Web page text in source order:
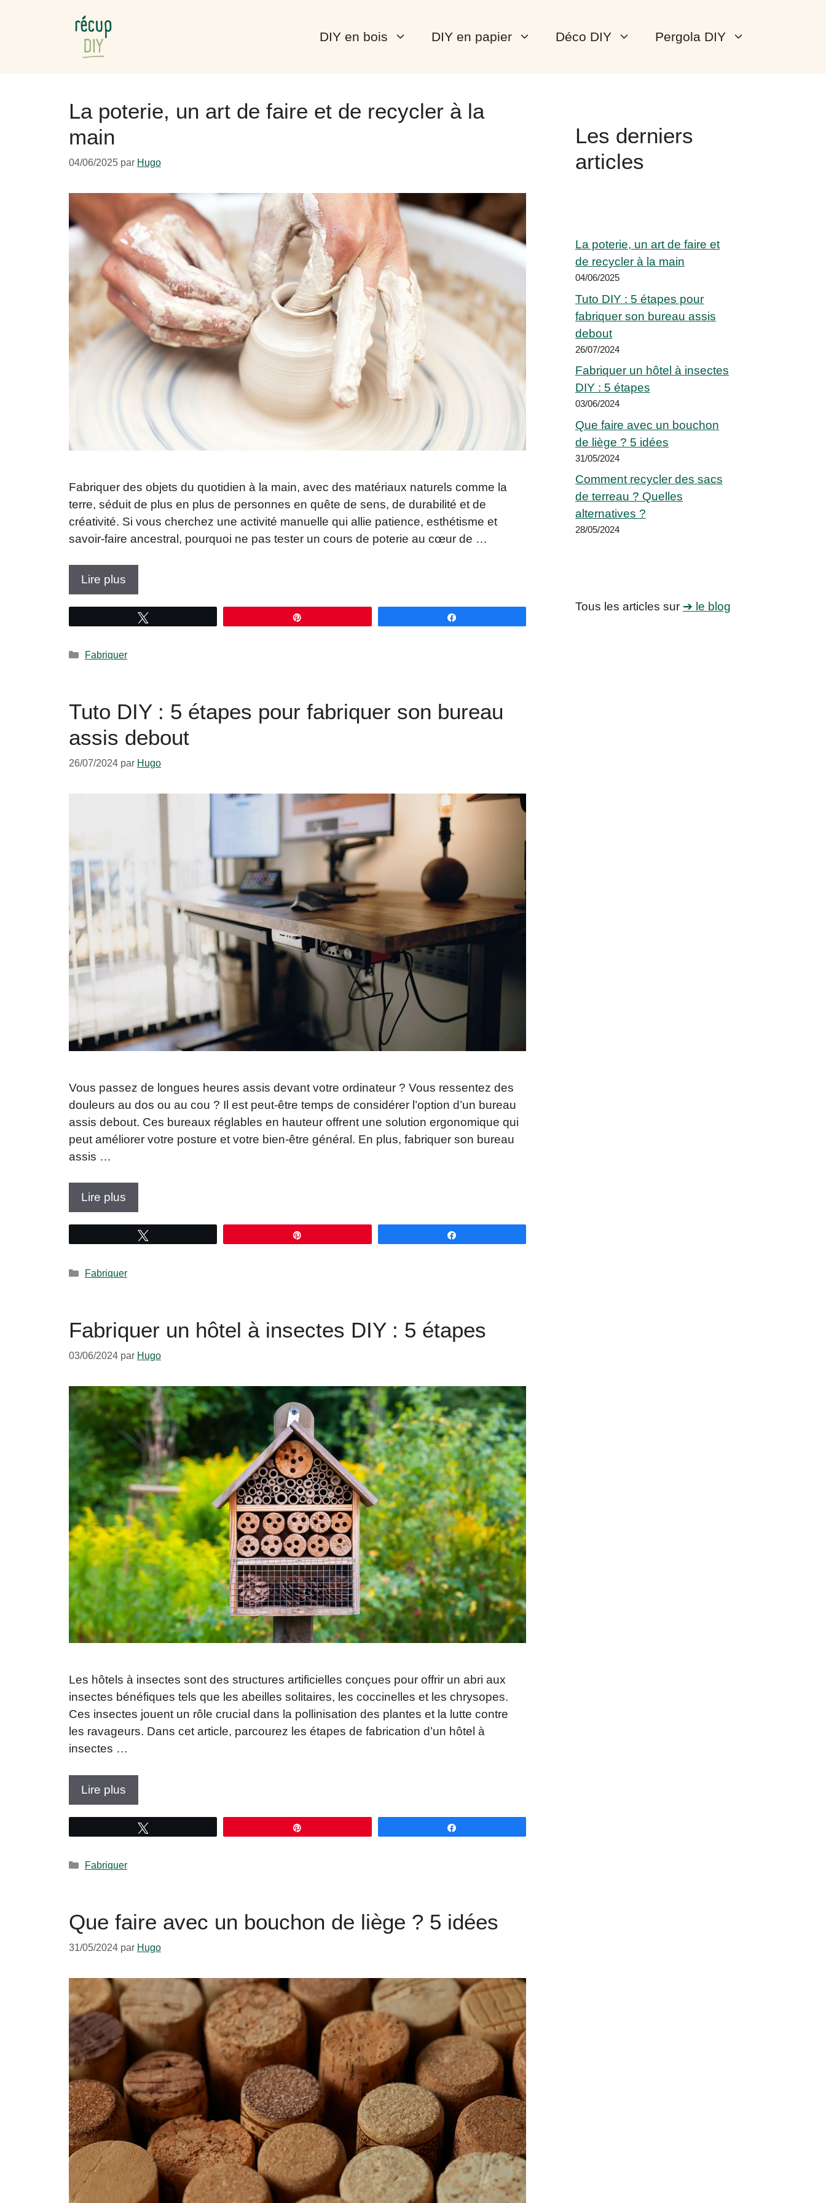
DIY en bois DIY en papier Déco DIY Pergola DIY
La poterie, un art de faire et de recycler à la
main
04/06/2025 par Hugo
Fabriquer des objets du quotidien à la main, avec des matériaux naturels comme la
terre, séduit de plus en plus de personnes en quête de sens, de durabilité et de
créativité. Si vous cherchez une activité manuelle qui allie patience, esthétisme et
savoir-faire ancestral, pourquoi ne pas tester un cours de poterie au cœur de …
Lire plus
Catégories
Fabriquer
Tuto DIY : 5 étapes pour fabriquer son bureau
assis debout
26/07/2024 par Hugo
Vous passez de longues heures assis devant votre ordinateur ? Vous ressentez des
douleurs au dos ou au cou ? Il est peut-être temps de considérer l’option d’un bureau
assis debout. Ces bureaux réglables en hauteur offrent une solution ergonomique qui
peut améliorer votre posture et votre bien-être général. En plus, fabriquer son bureau
assis …
Lire plus
Catégories
Fabriquer
Fabriquer un hôtel à insectes DIY : 5 étapes
03/06/2024 par Hugo
Les hôtels à insectes sont des structures artificielles conçues pour offrir un abri aux
insectes bénéfiques tels que les abeilles solitaires, les coccinelles et les chrysopes.
Ces insectes jouent un rôle crucial dans la pollinisation des plantes et la lutte contre
les ravageurs. Dans cet article, parcourez les étapes de fabrication d’un hôtel à
insectes …
Lire plus
Catégories
Fabriquer
Que faire avec un bouchon de liège ? 5 idées
31/05/2024 par Hugo
Les derniers
articles
La poterie, un art de faire et
de recycler à la main
04/06/2025
Tuto DIY : 5 étapes pour
fabriquer son bureau assis
debout
26/07/2024
Fabriquer un hôtel à insectes
DIY : 5 étapes
03/06/2024
Que faire avec un bouchon
de liège ? 5 idées
31/05/2024
Comment recycler des sacs
de terreau ? Quelles
alternatives ?
28/05/2024
Tous les articles sur ➔ le blog